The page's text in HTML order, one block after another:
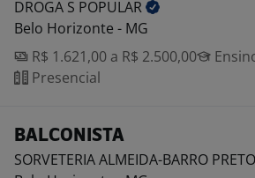
DROGA S POPULAR
Belo Horizonte - MG
R$ 1.621,00 a R$ 2.500,00
Presencial
BALCONISTA
SORVETERIA ALMEIDA-BARRO PRETO